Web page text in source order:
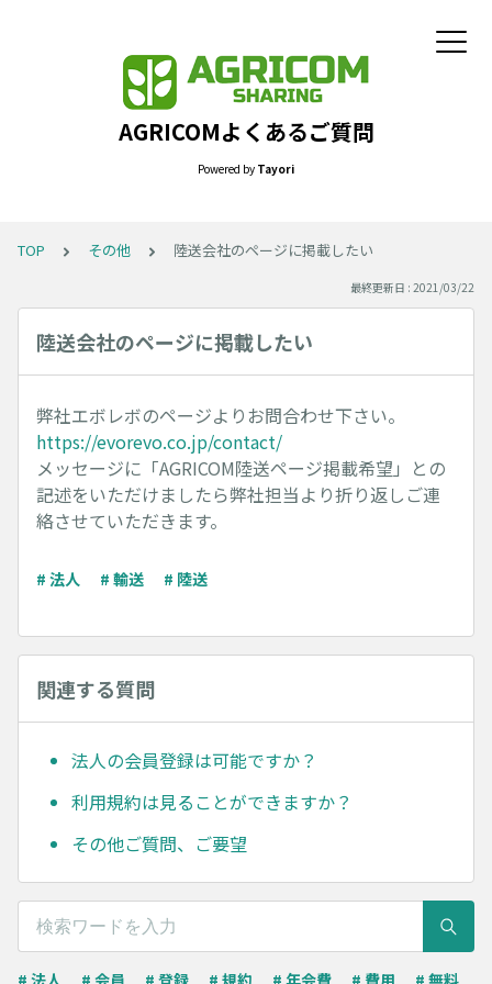
AGRICOMよくあるご質問
Powered by Tayori
TOP その他 陸送会社のページに掲載したい
最終更新日 : 2021/03/22
陸送会社のページに掲載したい
弊社エボレボのページよりお問合わせ下さい。
https://evorevo.co.jp/contact/
メッセージに「AGRICOM陸送ページ掲載希望」との
記述をいただけましたら弊社担当より折り返しご連
絡させていただきます。
# 法人 # 輸送 # 陸送
関連する質問
法人の会員登録は可能ですか？
利用規約は見ることができますか？
その他ご質問、ご要望